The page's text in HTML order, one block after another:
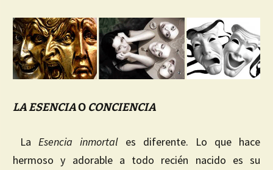
LA ESENCIAO CONCIENCIA
LaEsenciainmortal es diferente. Lo que hace
hermoso y adorable a todo recién nacido es su